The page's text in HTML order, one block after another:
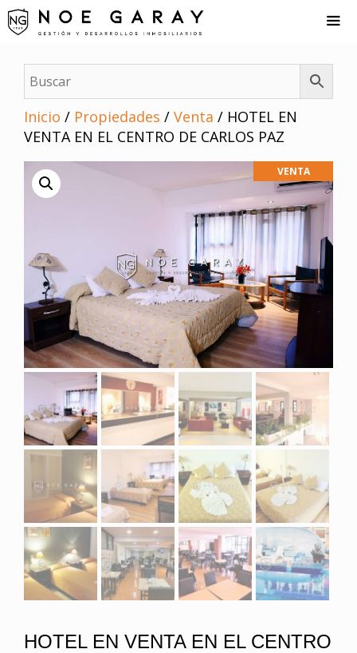
Saltar
al
Inicio / Propiedades / Venta / HOTEL EN
VENTA EN EL CENTRO DE CARLOS PAZ
VENTA
HOTEL EN VENTA EN EL CENTRO